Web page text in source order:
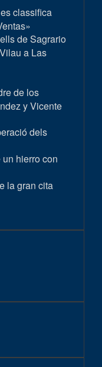
classifica
de Sagrario
a Las
de los
y Vicente
dels
hierro con
la gran cita